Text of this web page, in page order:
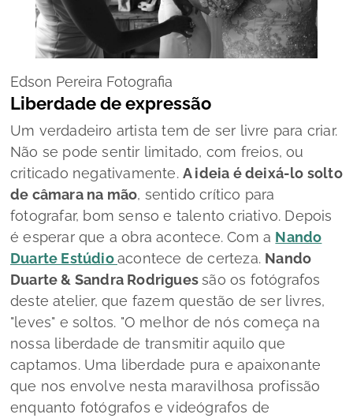
Edson Pereira Fotografia
Liberdade de expressão
Um verdadeiro artista tem de ser livre para criar.
Não se pode sentir limitado, com freios, ou
criticado negativamente. A ideia é deixá-lo solto
de câmara na mão, sentido crítico para
fotografar, bom senso e talento criativo. Depois
é esperar que a obra acontece. Com a Nando
Duarte Estúdioacontece de certeza. Nando
Duarte & Sandra Rodriguessão os fotógrafos
deste atelier, que fazem questão de ser livres,
"leves" e soltos. "O melhor de nós começa na
nossa liberdade de transmitir aquilo que
captamos. Uma liberdade pura e apaixonante
que nos envolve nesta maravilhosa profissão
enquanto fotógrafos e videógrafos de